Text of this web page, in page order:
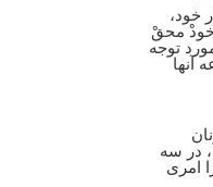
خود،
محقْ
توجه
آنها
در سه
که حجاب را امری